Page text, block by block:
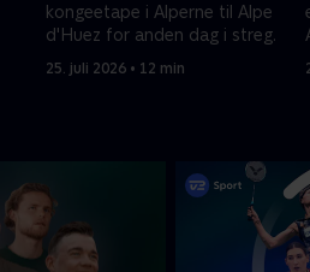
kongeetape i Alperne til Alpe
d'Huez for anden dag i streg.
25. juli 2026 • 12 min